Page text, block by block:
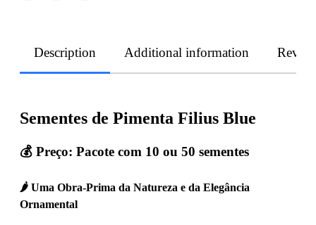
Description Additional information
Sementes de Pimenta Filius Blue
💰 Preço: Pacote com 10 ou 50 sementes
🌶️ Uma Obra-Prima da Natureza e da Elegância
Ornamental